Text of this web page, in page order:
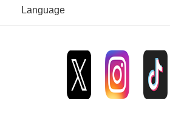
Language